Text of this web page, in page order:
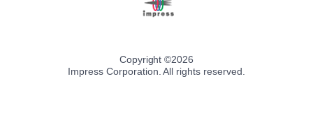
Copyright ©2026
Impress Corporation. All rights reserved.